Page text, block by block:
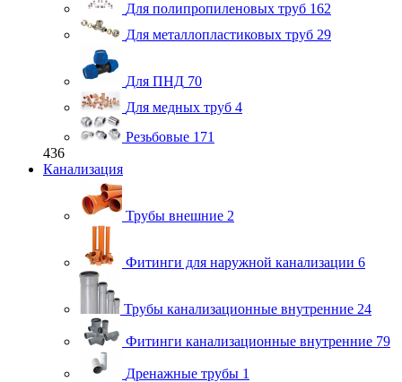
Для полипропиленовых труб 162
Для металлопластиковых труб 29
Для ПНД 70
Для медных труб 4
Резьбовые 171
436
Канализация
Трубы внешние 2
Фитинги для наружной канализации 6
Трубы канализационные внутренние 24
Фитинги канализационные внутренние 79
Дренажные трубы 1